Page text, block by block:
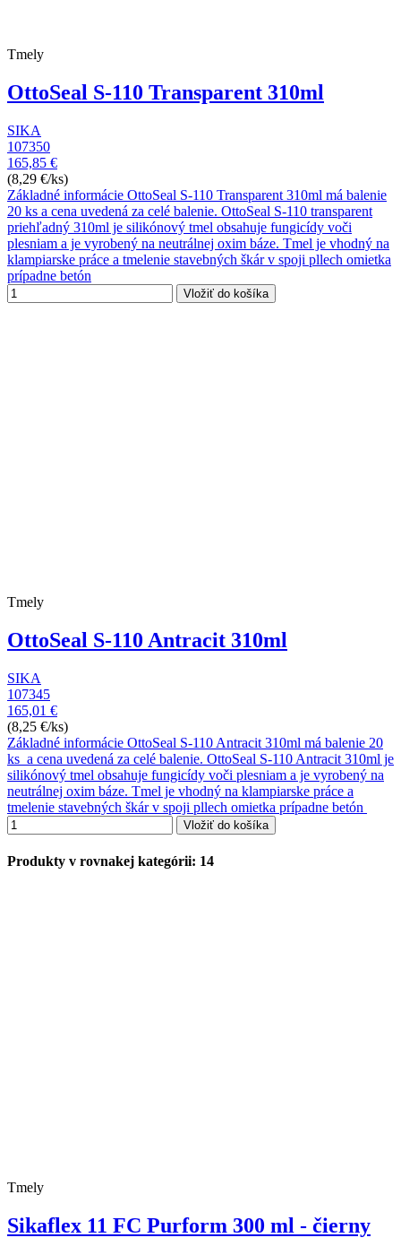
Tmely
OttoSeal S-110 Transparent 310ml
SIKA
107350
165,85 €
(8,29 €/ks)
Základné informácie OttoSeal S-110 Transparent 310ml má balenie
20 ks a cena uvedená za celé balenie. OttoSeal S-110 transparent
priehľadný 310ml je silikónový tmel obsahuje fungicídy voči
plesniam a je vyrobený na neutrálnej oxim báze. Tmel je vhodný na
klampiarske práce a tmelenie stavebných škár v spoji pllech omietka
prípadne betón
Vložiť do košíka
Tmely
OttoSeal S-110 Antracit 310ml
SIKA
107345
165,01 €
(8,25 €/ks)
Základné informácie OttoSeal S-110 Antracit 310ml má balenie 20
ks a cena uvedená za celé balenie. OttoSeal S-110 Antracit 310ml je
silikónový tmel obsahuje fungicídy voči plesniam a je vyrobený na
neutrálnej oxim báze. Tmel je vhodný na klampiarske práce a
tmelenie stavebných škár v spoji pllech omietka prípadne betón
Vložiť do košíka
Produkty v rovnakej kategórii: 14
Tmely
Sikaflex 11 FC Purform 300 ml - čierny